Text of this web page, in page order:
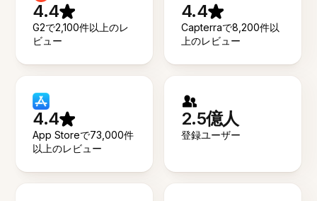
4.4
G2で2,100件以上のレ
ビュー
4.4
Capterraで8,200件以
上のレビュー
4.4
App Storeで73,000件
以上のレビュー
2.5億人
登録ユーザー